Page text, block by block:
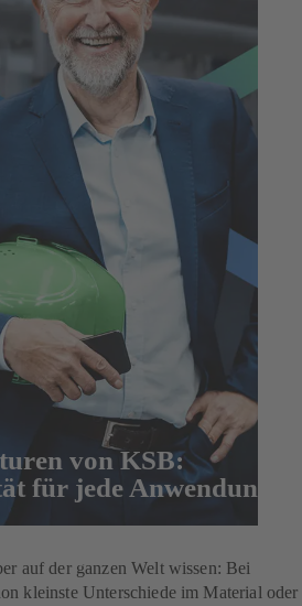
von KSB:
für jede Anwendung
auf der ganzen Welt wissen: Bei
kleinste Unterschiede im Material oder